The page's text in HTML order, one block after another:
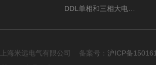
海米远电气有限公司 备案号： 沪ICP备